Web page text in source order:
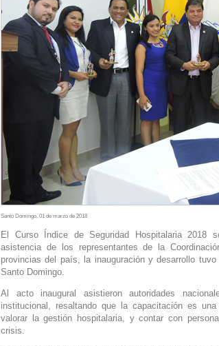
Santo Domingo, 01 de marzo de 2018
El Curso Índice de Seguridad Hospitalaria 2018
asistencia de los representantes de la
provincias del país, la inauguración y desarrollo
Santo Domingo.
Al acto inaugural asistieron autoridades
institucional, resaltando que la capacitación es
valorar la gestión hospitalaria, y contar con
crisis.